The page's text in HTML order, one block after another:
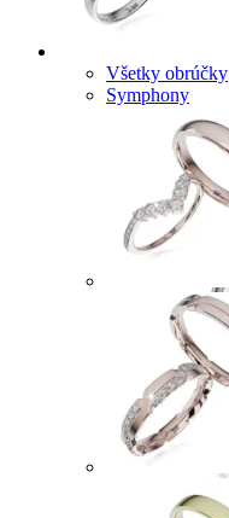
Všetky obrúčky
Symphony